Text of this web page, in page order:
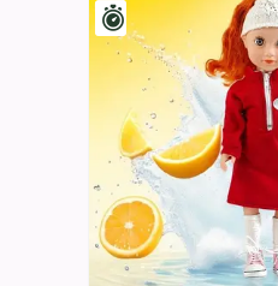
Залишилось 4 дні